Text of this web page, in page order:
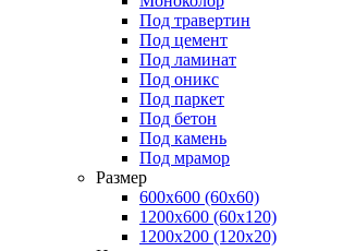
Под травертин
Под цемент
Под ламинат
Под оникс
Под паркет
Под бетон
Под камень
Под мрамор
Размер
600х600 (60х60)
1200х600 (60х120)
1200х200 (120x20)